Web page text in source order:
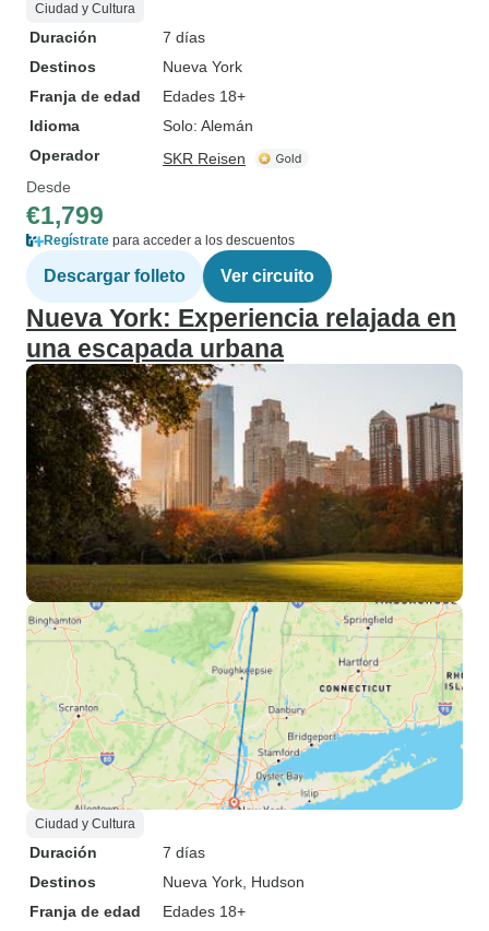
Ciudad y Cultura
Duración
7 días
Destinos
Nueva York
Franja de edad
Edades 18+
Idioma
Solo: Alemán
Operador
SKR Reisen
Desde
€1,799
Regístrate para acceder a los descuentos
Descargar folleto Ver circuito
Nueva York: Experiencia relajada en
una escapada urbana
Ciudad y Cultura
Duración
7 días
Destinos
Nueva York , Hudson
Franja de edad
Edades 18+